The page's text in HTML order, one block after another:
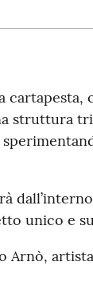
cartapesta,
struttura
unico e
Arnò,